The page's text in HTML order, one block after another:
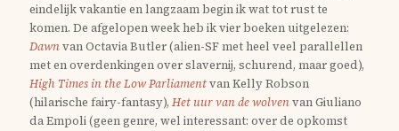
eindelijk vakantie en langzaam begin ik wat tot rust te
komen. De afgelopen week heb ik vier boeken uitgelezen:
Dawnvan Octavia Butler (alien-SF met heel veel parallellen
met en overdenkingen over slavernij, schurend, maar goed),
High Times in the Low Parliamentvan Kelly Robson
(hilarische fairy-fantasy), Het uur van de wolvenvan Giuliano
da Empoli (geen genre, wel interessant: over de opkomst